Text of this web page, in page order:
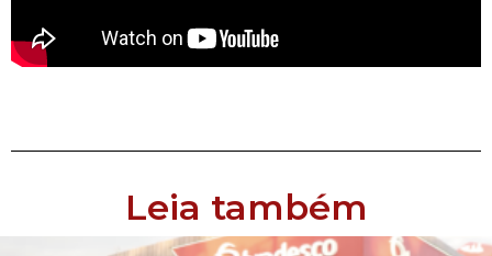
Leia também